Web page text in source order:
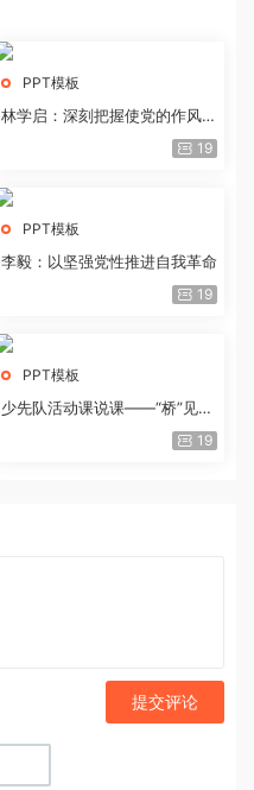
PPT模板
林学启：深刻把握使党的作风全
19
PPT模板
李毅：以坚强党性推进自我革命
19
PPT模板
少先队活动课说课——“桥”见中
19
提交评论